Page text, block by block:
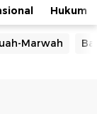
Hukum
Marwah